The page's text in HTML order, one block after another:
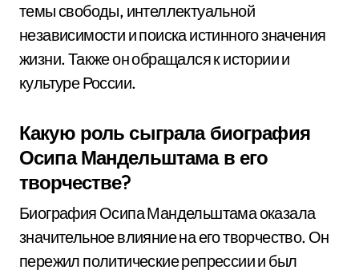
темы свободы, интеллектуальной
независимости и поиска истинного значения
жизни. Также он обращался к истории и
культуре России.
Какую роль сыграла биография
Осипа Мандельштама в его
творчестве?
Биография Осипа Мандельштама оказала
значительное влияние на его творчество. Он
пережил политические репрессии и был